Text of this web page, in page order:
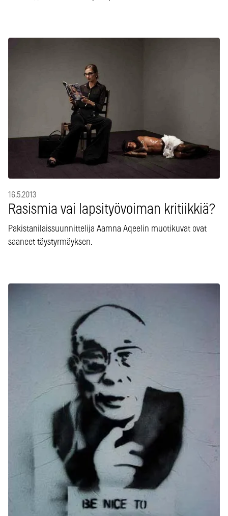
16.5.2013
Rasismia vai lapsityövoiman kritiikkiä?
Pakistanilaissuunnittelija Aamna Aqeelin muotikuvat ovat
saaneet täystyrmäyksen.